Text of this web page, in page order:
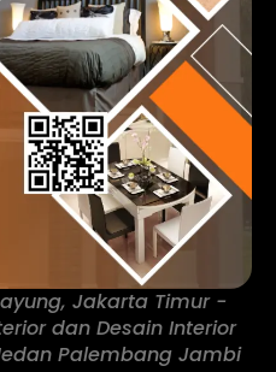
Jakarta Timur -
dan Desain Interior
Palembang Jambi